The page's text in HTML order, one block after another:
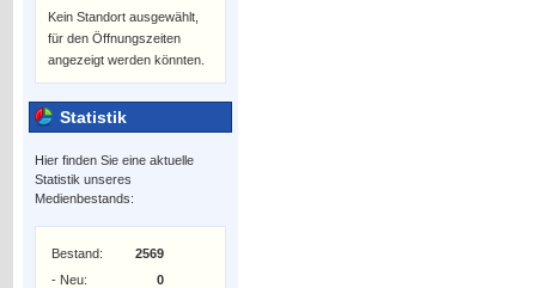
Kein Standort ausgewählt,
für den Öffnungszeiten
angezeigt werden könnten.
Statistik
Hier finden Sie eine aktuelle
Statistik unseres
Medienbestands:
Bestand:
2569
- Neu:
0